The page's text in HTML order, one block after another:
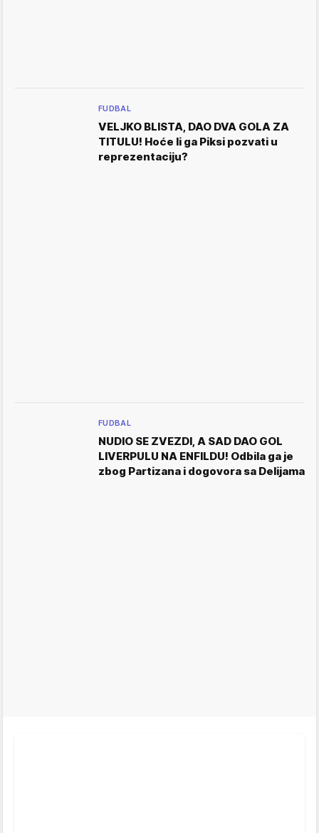
FUDBAL
VELJKO BLISTA, DAO DVA GOLA ZA
TITULU! Hoće li ga Piksi pozvati u
reprezentaciju?
FUDBAL
NUDIO SE ZVEZDI, A SAD DAO GOL
LIVERPULU NA ENFILDU! Odbila ga je
zbog Partizana i dogovora sa Delijama